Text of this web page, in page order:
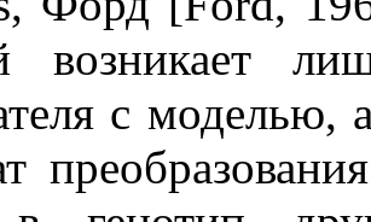
возникает
с моделью,